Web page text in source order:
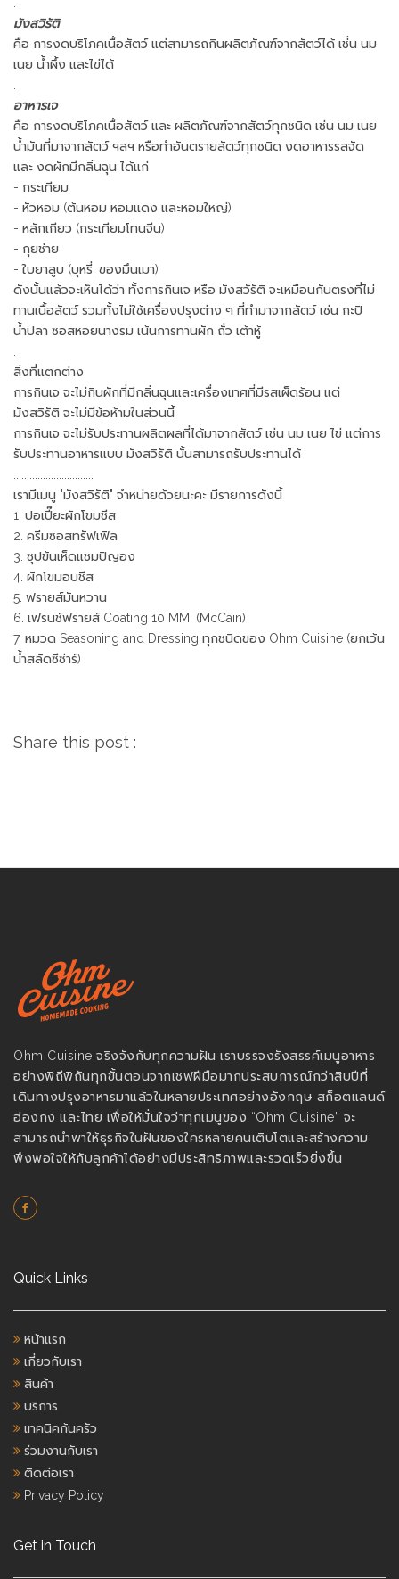
มังสวิรัติ
คือ การงดบริโภคเนื้อสัตว์ แต่สามารถกินผลิตภัณฑ์จากสัตว์ได้ เช่่น นม
เนย น้ำผึ้ง และไข่ได้
อาหารเจ
คือ การงดบริโภคเนื้อสัตว์ และ ผลิตภัณฑ์จากสัตว์ทุกชนิด เช่น นม เนย
น้ำมันที่มาจากสัตว์ ฯลฯ หรือทำอันตรายสัตว์ทุกชนิด งดอาหารรสจัด
และ งดผักมีกลิ่นฉุน ได้แก่
- กระเทียม
- หัวหอม (ต้นหอม หอมแดง และหอมใหญ่)
- หลักเกียว (กระเทียมโทนจีน)
- กุยช่าย
- ใบยาสูบ (บุหรี่, ของมึนเมา)
ดังนั้นแล้วจะเห็นได้ว่า ทั้งการกินเจ หรือ มังสวัรัติ จะเหมือนกันตรงที่ไม่
ทานเนื้อสัตว์ รวมทั้งไม่ใช้เครื่องปรุงต่าง ๆ ที่ทำมาจากสัตว์ เช่น กะปิ
น้ำปลา ซอสหอยนางรม เน้นการทานผัก ถั่ว เต้าหู้
สิ่งที่แตกต่าง
การกินเจ จะไม่กินผักที่มีกลิ่นฉุนและเครื่องเทศที่มีรสเผ็ดร้อน แต่
มังสวิรัติ จะไม่มีข้อห้ามในส่วนนี้
การกินเจ จะไม่รับประทานผลิตผลที่ได้มาจากสัตว์ เช่น นม เนย ไข่ แต่การ
รับประทานอาหารแบบ มังสวิรัติ นั้นสามารถรับประทานได้
เรามีเมนู "มังสวิรัติ" จำหน่ายด้วยนะคะ มีรายการดังนี้
1. ปอเปี๊ยะผักโขมชีส
2. ครีมซอสทรัฟเฟิล
3. ซุปข้นเห็ดแชมปิญอง
4. ผักโขมอบชีส
5. ฟรายส์มันหวาน
6. เฟรนช์ฟรายส์ Coating 10 MM. (McCain)
7. หมวด Seasoning and Dressing ทุกชนิดของ Ohm Cuisine (ยกเว้น
น้ำสลัดซีซ่าร์)
Share this post :
Ohm Cuisine จริงจังกับทุกความฝัน เราบรรจงรังสรรค์เมนูอาหาร
อย่างพิถีพิถันทุกขั้นตอนจากเชฟฝีมือมากประสบการณ์กว่าสิบปีที่
เดินทางปรุงอาหารมาแล้วในหลายประเทศอย่างอังกฤษ สก็อตแลนด์
ฮ่องกง และไทย เพื่อให้มั่นใจว่าทุกเมนูของ “Ohm Cuisine” จะ
สามารถนำพาให้ธุรกิจในฝันของใครหลายคนเติบโตและสร้างความ
พึงพอใจให้กับลูกค้าได้อย่างมีประสิทธิภาพและรวดเร็วยิ่งขึ้น
Quick Links
หน้าแรก
เกี่ยวกับเรา
สินค้า
บริการ
เทคนิคก้นครัว
ร่วมงานกับเรา
ติดต่อเรา
Privacy Policy
Get in Touch